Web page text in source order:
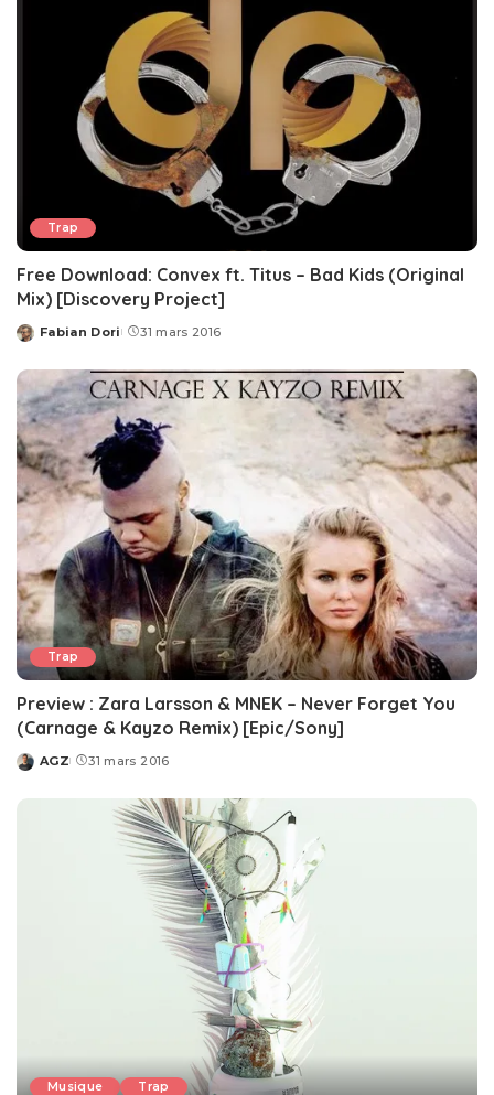
Trap
Free Download: Convex ft. Titus – Bad Kids (Original
Mix) [Discovery Project]
Posted
Fabian Dori 31 mars 2016
Trap
Preview : Zara Larsson & MNEK – Never Forget You
(Carnage & Kayzo Remix) [Epic/Sony]
Posted
AGZ 31 mars 2016
Musique Trap